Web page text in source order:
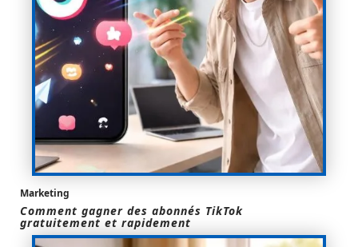
Marketing
Comment gagner des abonnés TikTok
gratuitement et rapidement